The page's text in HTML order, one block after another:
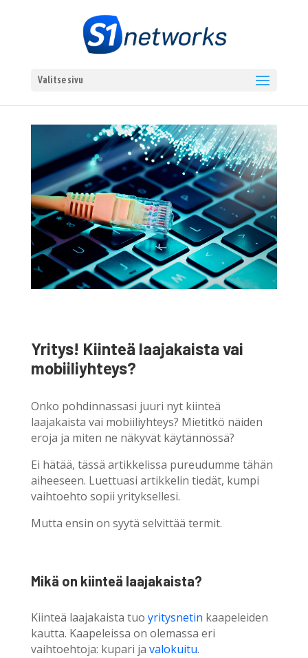
Valitse sivu
Yritys! Kiinteä laajakaista vai
mobiiliyhteys?
Onko pohdinnassasi juuri nyt kiinteä
laajakaista vai mobiiliyhteys? Mietitkö näiden
eroja ja miten ne näkyvät käytännössä?
Ei hätää, tässä artikkelissa pureudumme tähän
aiheeseen. Luettuasi artikkelin tiedät, kumpi
vaihtoehto sopii yrityksellesi.
Mutta ensin on syytä selvittää termit.
Mikä on kiinteä laajakaista?
Kiinteä laajakaista tuo yritysnetin kaapeleiden
kautta. Kaapeleissa on olemassa eri
vaihtoehtoja: kupari ja valokuitu.